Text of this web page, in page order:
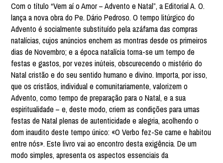
Com o título “Vem aí o Amor – Advento e Natal”, a Editorial A. O.
lança a nova obra do Pe. Dário Pedroso. O tempo litúrgico do
Advento é socialmente substituído pela azáfama das compras
natalícias, cujos anúncios enchem as montras desde os primeiros
dias de Novembro; e a época natalícia torna-se um tempo de
festas e gastos, por vezes inúteis, obscurecendo o mistério do
Natal cristão e do seu sentido humano e divino. Importa, por isso,
que os cristãos, individual e comunitariamente, valorizem o
Advento, como tempo de preparação para o Natal, e a sua
espiritualidade – e, deste modo, criem as condições para umas
festas de Natal plenas de autenticidade e alegria, acolhendo o
dom inaudito deste tempo único: «O Verbo fez-Se carne e habitou
entre nós». Este livro vai ao encontro desta exigência. De um
modo simples, apresenta os aspectos essenciais da